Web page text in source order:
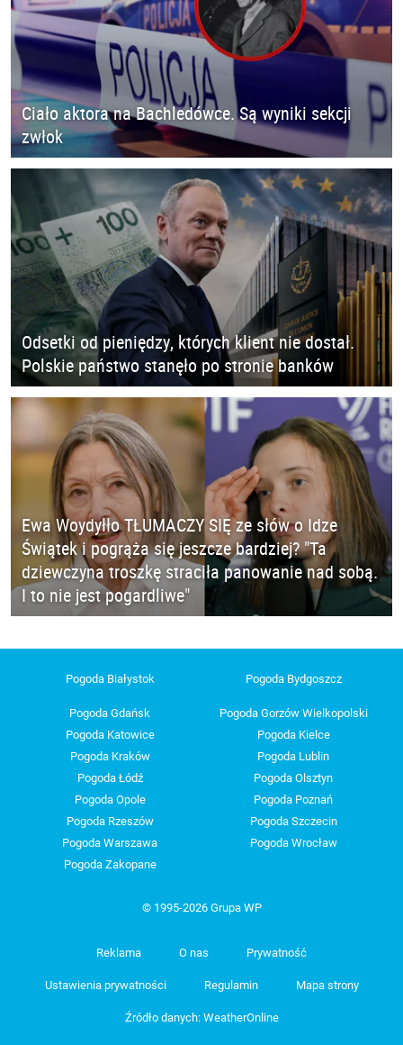
Ciało aktora na Bachledówce. Są wyniki sekcji
zwłok
Odsetki od pieniędzy, których klient nie dostał.
Polskie państwo stanęło po stronie banków
Ewa Woydyłło TŁUMACZY SIĘ ze słów o Idze
Świątek i pogrąża się jeszcze bardziej? "Ta
dziewczyna troszkę straciła panowanie nad sobą.
I to nie jest pogardliwe"
Pogoda Białystok Pogoda Bydgoszcz
Pogoda Gdańsk
Pogoda Gorzów Wielkopolski
Pogoda Katowice
Pogoda Kielce
Pogoda Kraków
Pogoda Lublin
Pogoda Łódź
Pogoda Olsztyn
Pogoda Opole
Pogoda Poznań
Pogoda Rzeszów
Pogoda Szczecin
Pogoda Warszawa
Pogoda Wrocław
Pogoda Zakopane
© 1995-2026 Grupa WP
Reklama O nas Prywatność
Ustawienia prywatności Regulamin Mapa strony
Źródło danych: WeatherOnline